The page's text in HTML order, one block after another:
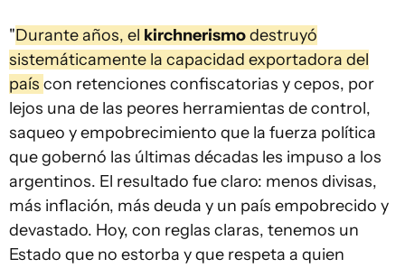
"Durante años, el kirchnerismodestruyó
sistemáticamente la capacidad exportadora del
país con retenciones confiscatorias y cepos, por
lejos una de las peores herramientas de control,
saqueo y empobrecimiento que la fuerza política
que gobernó las últimas décadas les impuso a los
argentinos. El resultado fue claro: menos divisas,
más inflación, más deuda y un país empobrecido y
devastado. Hoy, con reglas claras, tenemos un
Estado que no estorba y que respeta a quien